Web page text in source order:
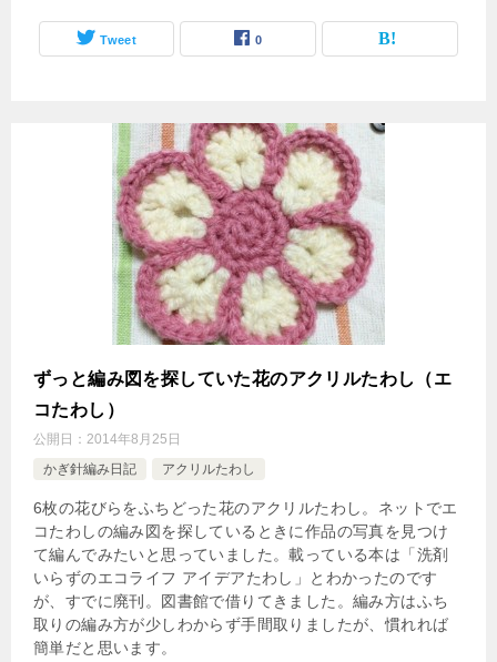
Tweet 0
ずっと編み図を探していた花のアクリルたわし（エ
コたわし）
公開日： 2014年8月25日
かぎ針編み日記
アクリルたわし
6枚の花びらをふちどった花のアクリルたわし。ネットでエ
コたわしの編み図を探しているときに作品の写真を見つけ
て編んでみたいと思っていました。載っている本は「洗剤
いらずのエコライフ アイデアたわし」とわかったのです
が、すでに廃刊。図書館で借りてきました。編み方はふち
取りの編み方が少しわからず手間取りましたが、慣れれば
簡単だと思います。